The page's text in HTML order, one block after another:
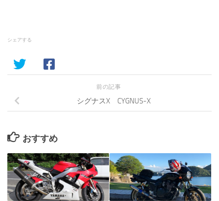
シェアする
前の記事
シグナスX CYGNUS-X
おすすめ